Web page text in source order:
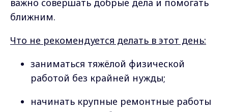
ближним.
Что не рекомендуется делать в этот день:
заниматься тяжёлой физической
работой без крайней нужды;
начинать крупные ремонтные работы